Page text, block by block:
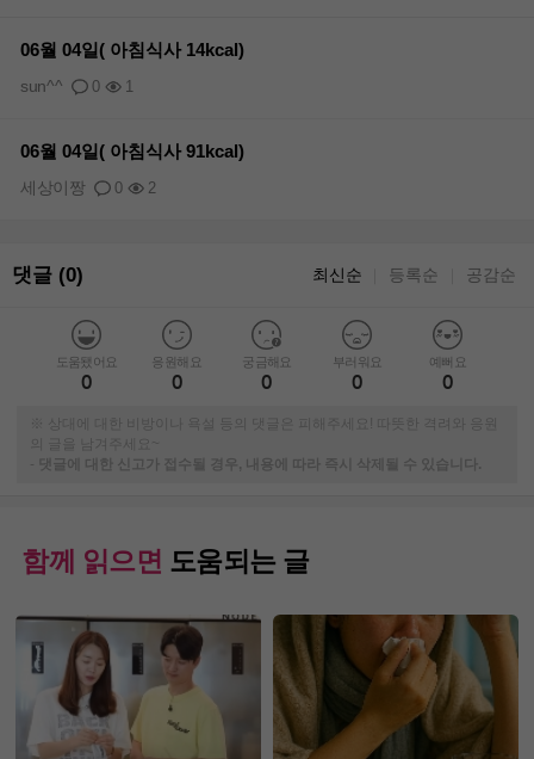
06월 04일( 아침식사 14kcal)
0 1
sun^^
06월 04일( 아침식사 91kcal)
0 2
세상이짱
댓글 (0) 최신순 등록순 공감순
도움됐어요
0
응원해요
0
궁금해요
0
부러워요
0
예뻐요
0
※ 상대에 대한 비방이나 욕설 등의 댓글은 피해주세요! 따뜻한 격려와 응원
의 글을 남겨주세요~
-
댓글에 대한 신고가 접수될 경우, 내용에 따라 즉시 삭제될 수 있습니다.
함께 읽으면 도움되는 글